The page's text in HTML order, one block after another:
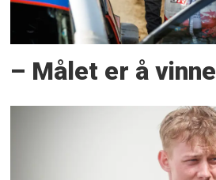
– Målet er å vinne